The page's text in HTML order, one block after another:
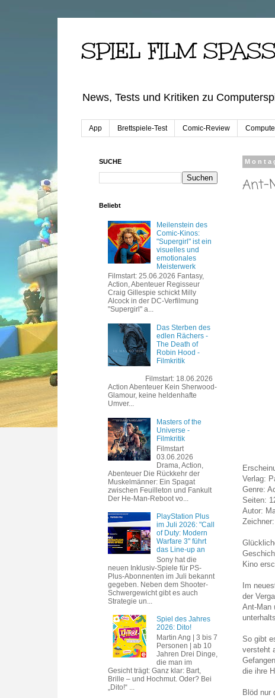
SPIEL FILM SPASS
News, Tests und Kritiken zu
App Brettspiele-Test Comic-Review
Ant-
Verlag:
Genre:
Seiten:
Autor:
Kino
Im
der
Ant-Man
So gibt
versteht
die ihre
Blöd nur
SUCHE
Beliebt
Meilenstein des
Comic-Kinos:
"Supergirl" ist ein
visuelles und
emotionales
Meisterwerk
Filmstart: 25.06.2026 Fantasy,
Action, Abenteuer Regisseur
Craig Gillespie schickt Milly
Alcock in der DC-Verfilmung
"Supergirl" a...
Das Sterben des
edlen Rächers -
The Death of
Robin Hood -
Filmkritik
Filmstart: 18.06.2026
Action Abenteuer Kein Sherwood-
Glamour, keine heldenhafte
Umver...
Masters of the
Universe -
Filmkritik
Filmstart
03.06.2026
Drama, Action,
Abenteuer Die Rückkehr der
Muskelmänner: Ein Spagat
zwischen Feuilleton und Fankult
Der He-Man-Reboot vo...
PlayStation Plus
im Juli 2026: "Call
of Duty: Modern
Warfare 3" führt
das Line-up an
Sony hat die
neuen Inklusiv-Spiele für PS-
Plus-Abonnenten im Juli bekannt
gegeben. Neben dem Shooter-
Schwergewicht gibt es auch
Strategie un...
Spiel des Jahres
2026: Dito!
Martin Ang | 3 bis 7
Personen | ab 10
Jahren Drei Dinge,
die man im
Gesicht trägt: Ganz klar: Bart,
Brille – und Hochmut. Oder? Bei
„Dito!“ ...